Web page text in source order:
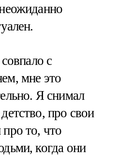
с
мне это
Я снимал
про свои
то, что
когда они